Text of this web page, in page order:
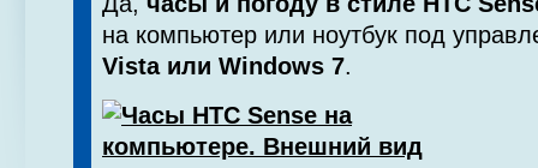
на компьютер или ноутбук под
Vista или Windows 7.